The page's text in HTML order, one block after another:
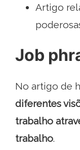
Artigo
Job
No artigo de
diferentes
trabalho
trabalho.